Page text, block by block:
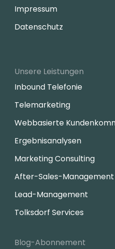
Impressum
Datenschutz
Unsere Leistungen
Inbound Telefonie
Telemarketing
Webbasierte
Ergebnisanalysen
Marketing Consulting
After-Sales-Management
Lead-Management
Tolksdorf Services
Blog-Abonnement